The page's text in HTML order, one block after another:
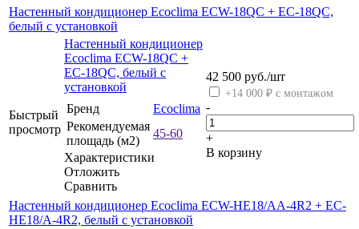
Настенный кондиционер Ecoclima ECW-18QC + EC-18QC,
белый с установкой
Быстрый
просмотр
Настенный кондиционер
Ecoclima ECW-18QC +
EC-18QC, белый с
установкой
Бренд
Ecoclima
Рекомендуемая
площадь (м2)
45-60
Характеристики
Отложить
Сравнить
42 500 руб./шт
+14 000 ₽ с монтажом
-
+
В корзину
Настенный кондиционер Ecoclima ECW-HE18/AA-4R2 + EC-
HE18/A-4R2, белый с установкой